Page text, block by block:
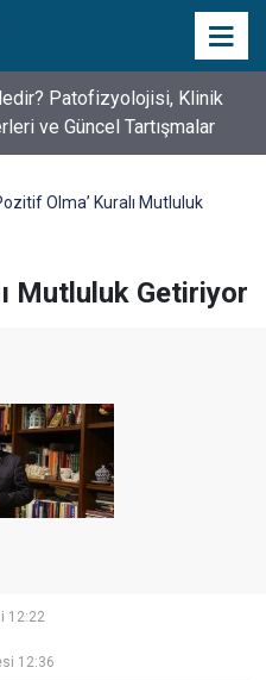
Patofizyolojisi, Klinik
ve Güncel Tartışmalar
Nasıl Ortaya Çıktı? 10
Olma’ Kuralı Mutluluk
Mutluluk Getiriyor
12:22
12:36